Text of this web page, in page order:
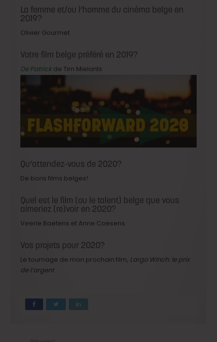
La femme et/ou l’homme du cinéma belge en
2019?
Olivier Gourmet
Votre film belge préféré en 2019?
De Patrickde Tim Mielants
Qu’attendez-vous de 2020?
De bons films belges!
Quel est le film (ou le talent) belge que vous
aimeriez (re)voir en 2020?
Veerle Baetens et Anne Coesens
Vos projets pour 2020?
Le tournage de mon prochain film, Largo Winch: le prix
de l’argent